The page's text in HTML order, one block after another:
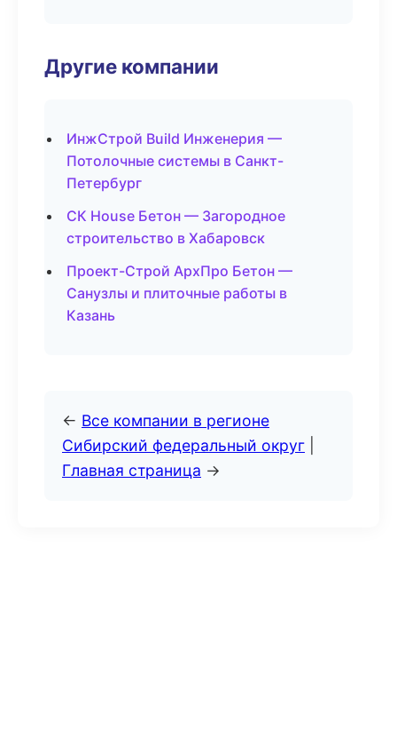
Другие компании
ИнжСтрой Build Инженерия —
Потолочные системы в Санкт-
Петербург
СК House Бетон — Загородное
строительство в Хабаровск
Проект-Строй АрхПро Бетон —
Санузлы и плиточные работы в
Казань
← Все компании в регионе
Сибирский федеральный округ
Главная страница →